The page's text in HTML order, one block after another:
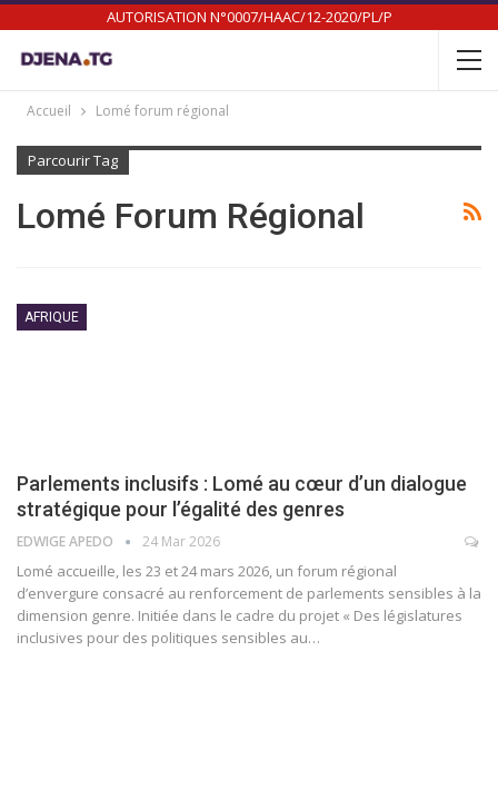
AUTORISATION N°0007/HAAC/12-2020/PL/P
Accueil Lomé forum régional
Parcourir Tag
Lomé Forum Régional
AFRIQUE
Parlements inclusifs : Lomé au cœur d’un dialogue
stratégique pour l’égalité des genres
EDWIGE APEDO 24 Mar 2026
Lomé accueille, les 23 et 24 mars 2026, un forum régional
d’envergure consacré au renforcement de parlements sensibles à la
dimension genre. Initiée dans le cadre du projet « Des législatures
inclusives pour des politiques sensibles au…